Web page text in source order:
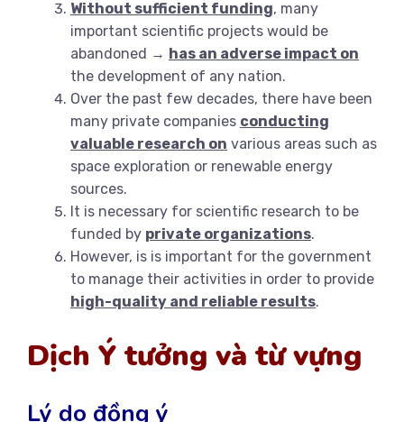
Without sufficient funding, many
important scientific projects would be
abandoned → has an adverse impact on
the development of any nation.
Over the past few decades, there have been
many private companies conducting
valuable research on various areas such as
space exploration or renewable energy
sources.
It is necessary for scientific research to be
funded by private organizations.
However, is is important for the government
to manage their activities in order to provide
high-quality and reliable results.
Dịch Ý tưởng và từ vựng
Lý do đồng ý